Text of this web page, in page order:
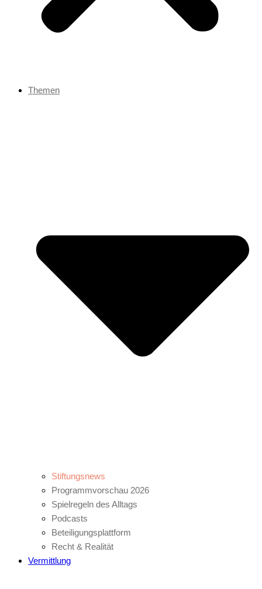
Themen
Stiftungsnews
Programmvorschau 2026
Spielregeln des Alltags
Podcasts
Beteiligungsplattform
Recht & Realität
Vermittlung